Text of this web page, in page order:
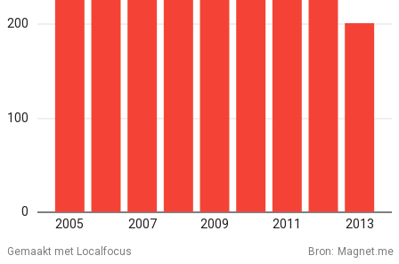
2013
2011
2009
2007
2005
0
100
200
Bron: Magnet.me
Gemaakt met Localfocus